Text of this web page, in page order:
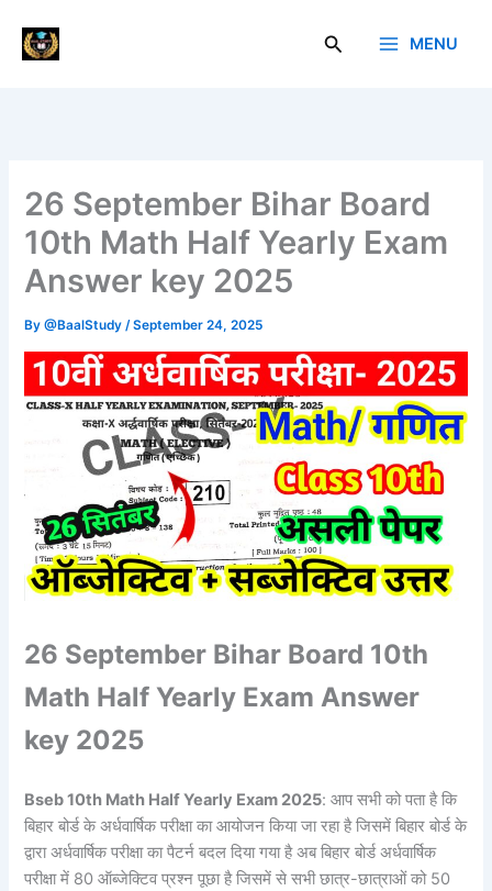
content
Search MENU
26 September Bihar Board
10th Math Half Yearly Exam
Answer key 2025
By@BaalStudy/September 24, 2025
26 September Bihar Board 10th
Math Half Yearly Exam Answer
key 2025
Bseb 10th Math Half Yearly Exam 2025: आप सभी को पता है कि
बिहार बोर्ड के अर्धवार्षिक परीक्षा का आयोजन किया जा रहा है जिसमें बिहार बोर्ड के
द्वारा अर्धवार्षिक परीक्षा का पैटर्न बदल दिया गया है अब बिहार बोर्ड अर्धवार्षिक
परीक्षा में 80 ऑब्जेक्टिव प्रश्न पूछा है जिसमें से सभी छात्र-छात्राओं को 50